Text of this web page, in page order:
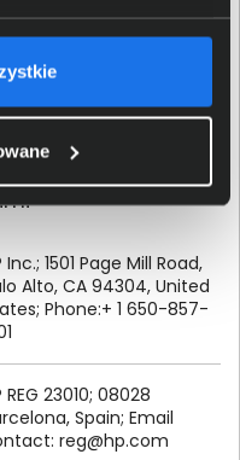
Pro 9022e, HP
Pro 9023
Inc.; 1501 Page Mill Road,
Alto, CA 94304, United
Phone:+ 1 650-857-
REG 23010; 08028
Spain; Email
reg@hp.com